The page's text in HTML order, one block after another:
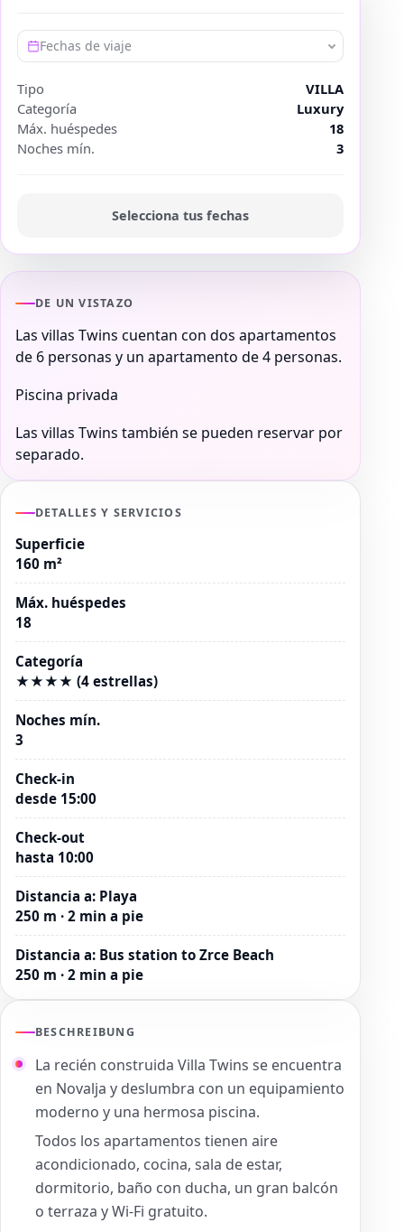
DE UN VISTAZO
Las villas Twins cuentan con dos apartamentos
de 6 personas y un apartamento de 4 personas.
Piscina privada
Las villas Twins también se pueden reservar por
separado.
DETALLES Y SERVICIOS
Superficie
160 m²
Máx. huéspedes
18
Categoría
★★★★ (4 estrellas)
Noches mín.
3
Check-in
desde 15:00
Check-out
hasta 10:00
Distancia a: Playa
250 m · 2 min a pie
Distancia a: Bus station to Zrce Beach
250 m · 2 min a pie
BESCHREIBUNG
La recién construida Villa Twins se encuentra
en Novalja y deslumbra con un equipamiento
moderno y una hermosa piscina.
Todos los apartamentos tienen aire
acondicionado, cocina, sala de estar,
dormitorio, baño con ducha, un gran balcón
o terraza y Wi-Fi gratuito.
Fechas de viaje
Tipo
VILLA
Categoría
Luxury
Máx. huéspedes
18
Noches mín.
3
Selecciona tus fechas